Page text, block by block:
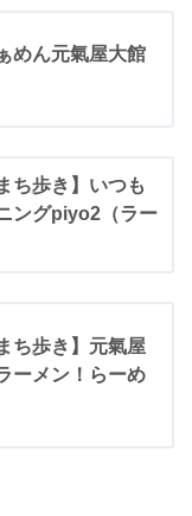
めん元氣屋大館
ち歩き】いつも
ングpiyo2（ラー
ち歩き】元氣屋
ーメン！らーめ